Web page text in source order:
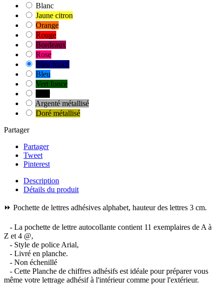
Blanc
Jaune citron
Orange
Rouge
Bordeaux
Rose
Bleu foncé
Bleu
Vert fonce
Argenté métallisé
Doré métallisé
Partager
Partager
Tweet
Pinterest
Description
Détails du produit
⏩ Pochette de lettres adhésives alphabet, hauteur des lettres 3 cm.
- La pochette de lettre autocollante contient 11 exemplaires de A à
Z et 4 @,
- Style de police Arial,
- Livré en planche.
- Non échenillé
- Cette Planche de chiffres adhésifs est idéale pour préparer vous
même votre lettrage adhésif à l'intérieur comme pour l'extérieur.